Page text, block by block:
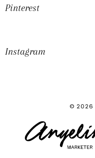
Pinterest
Instagram
© 2026